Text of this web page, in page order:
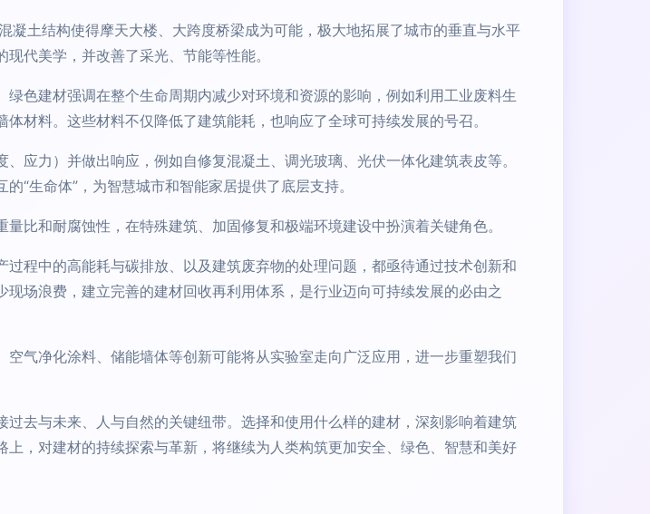
土结构使得摩天大楼、大跨度桥梁成为可能，极大地拓展了城市的垂直与水平
代美学，并改善了采光、节能等性能。
色建材强调在整个生命周期内减少对环境和资源的影响，例如利用工业废料生
材料。这些材料不仅降低了建筑能耗，也响应了全球可持续发展的号召。
应力）并做出响应，例如自修复混凝土、调光玻璃、光伏一体化建筑表皮等。
“生命体”，为智慧城市和智能家居提供了底层支持。
比和耐腐蚀性，在特殊建筑、加固修复和极端环境建设中扮演着关键角色。
程中的高能耗与碳排放、以及建筑废弃物的处理问题，都亟待通过技术创新和
场浪费，建立完善的建材回收再利用体系，是行业迈向可持续发展的必由之
气净化涂料、储能墙体等创新可能将从实验室走向广泛应用，进一步重塑我们
去与未来、人与自然的关键纽带。选择和使用什么样的建材，深刻影响着建筑
，对建材的持续探索与革新，将继续为人类构筑更加安全、绿色、智慧和美好